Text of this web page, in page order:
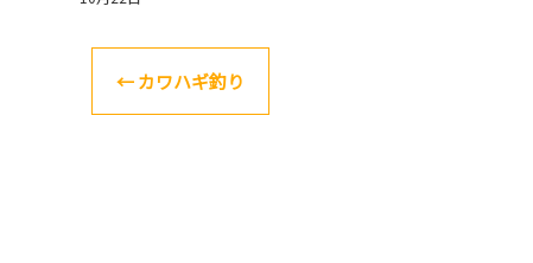
←カワハギ釣り